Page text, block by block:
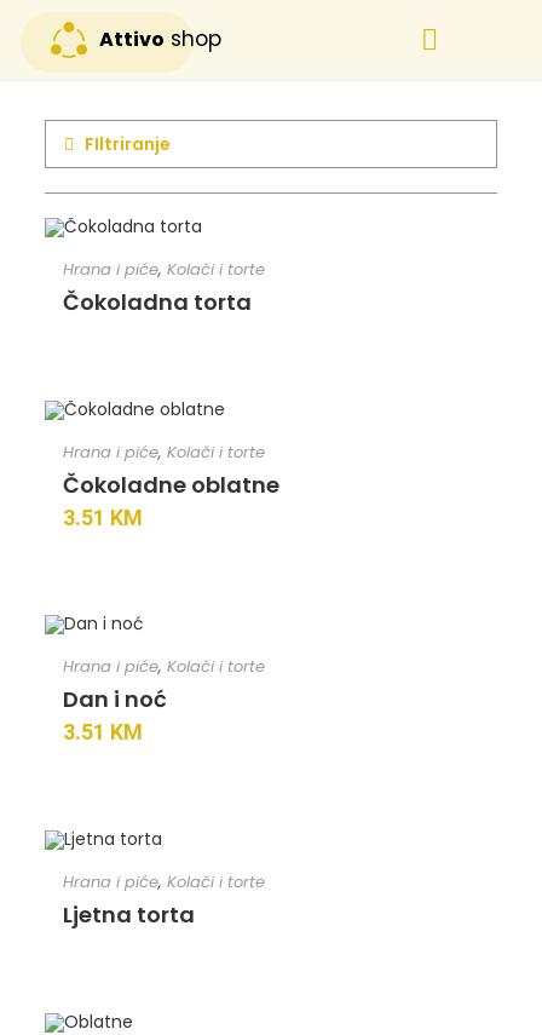
Attivo shop
FIltriranje
Hrana i piće, Kolači i torte
Čokoladna torta
Hrana i piće, Kolači i torte
Čokoladne oblatne
3.51 KM
Hrana i piće, Kolači i torte
Dan i noć
3.51 KM
Hrana i piće, Kolači i torte
Ljetna torta